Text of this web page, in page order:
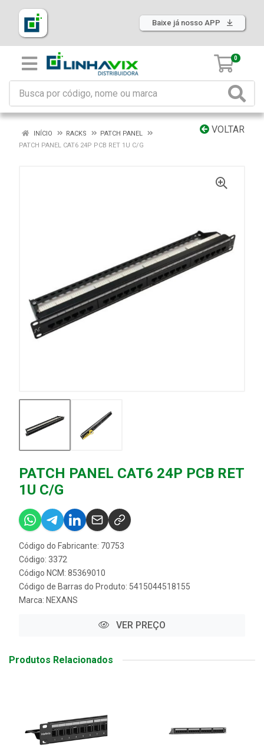
Baixe já nosso APP
0
VOLTAR
INÍCIO RACKS
PATCH PANEL
PATCH PANEL CAT6 24P PCB RET 1U C/G
PATCH PANEL CAT6 24P PCB RET
1U C/G
Código do Fabricante: 70753
Código: 3372
Código NCM: 85369010
Código de Barras do Produto: 5415044518155
Marca: NEXANS
VER PREÇO
Produtos Relacionados